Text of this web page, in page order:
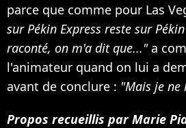
parce que comme pour Las
sur Pékin Express reste sur
raconté, on m'a dit que..."a
l'animateur quand on lui a
avant de conclure : "Mais je
Propos recueillis par Marie